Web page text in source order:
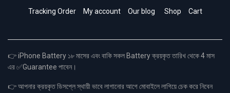
Tracking Order My account Our blog Shop Cart
👉 iPhone Battery ১৮ মাসের এবং বাকি সকল Battery ক্রয়কৃত তারিখ থেকে 4 মাস
এর ✅Guarantee পাবেন।
👉 আপনার ক্রয়কৃত ডিসপ্লে স্থায়ী ভাবে লাগানোর আগে মোবাইলে লাগিয়ে চেক করে নিবেন